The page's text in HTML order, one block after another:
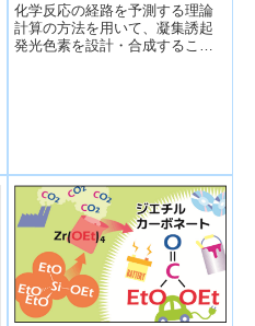
化学反応の経路を予測する理論
計算の方法を用いて、凝集誘起
発光色素を設計・合成すること